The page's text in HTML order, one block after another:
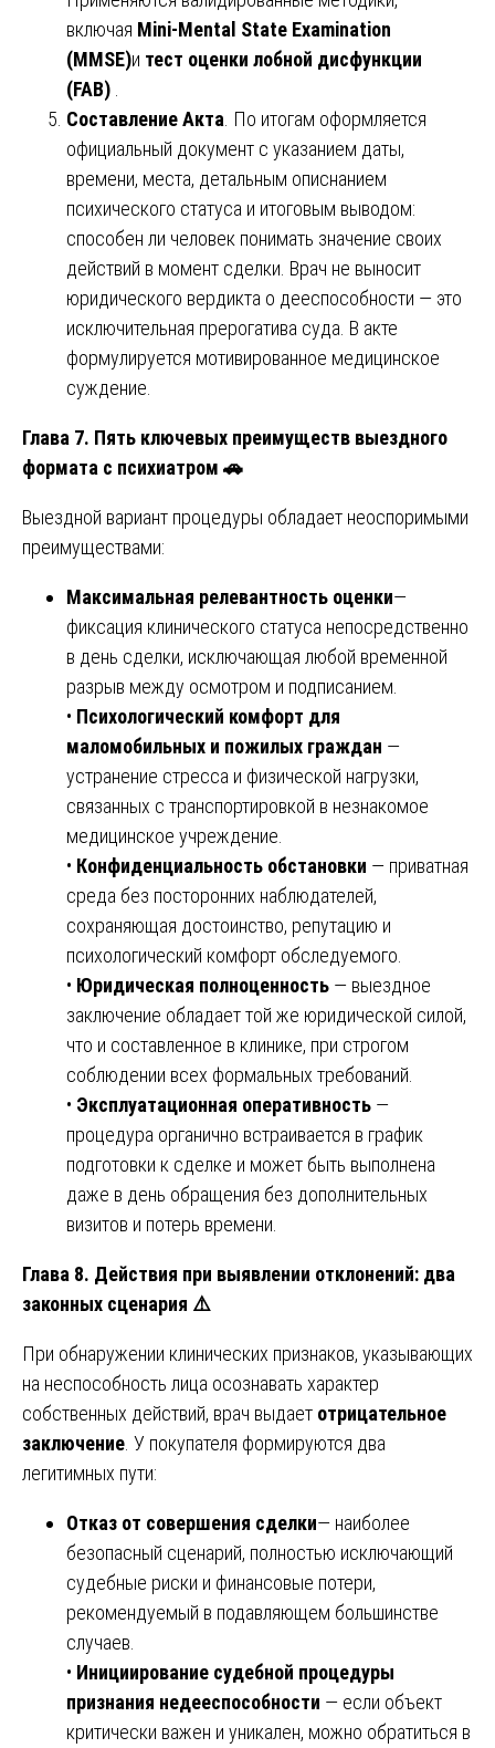
включая Mini-Mental State Examination
(MMSE)и тест оценки лобной дисфункции
(FAB)
Составление Акта . По итогам оформляется
официальный документ с указанием даты,
времени, места, детальным описнанием
психического статуса и итоговым выводом:
способен ли человек понимать значение своих
действий в момент сделки. Врач не выносит
юридического вердикта о дееспособности — это
исключительная прерогатива суда. В акте
формулируется мотивированное медицинское
суждение.
Глава 7. Пять ключевых преимуществ выездного
формата с психиатром 🚗
Выездной вариант процедуры обладает неоспоримыми
преимуществами:
Максимальная релевантность оценки—
фиксация клинического статуса непосредственно
в день сделки, исключающая любой временной
разрыв между осмотром и подписанием.
• Психологический комфорт для
маломобильных и пожилых граждан —
устранение стресса и физической нагрузки,
связанных с транспортировкой в незнакомое
медицинское учреждение.
• Конфиденциальность обстановки — приватная
среда без посторонних наблюдателей,
сохраняющая достоинство, репутацию и
психологический комфорт обследуемого.
• Юридическая полноценность — выездное
заключение обладает той же юридической силой,
что и составленное в клинике, при строгом
соблюдении всех формальных требований.
• Эксплуатационная оперативность —
процедура органично встраивается в график
подготовки к сделке и может быть выполнена
даже в день обращения без дополнительных
визитов и потерь времени.
Глава 8. Действия при выявлении отклонений: два
законных сценария ⚠️
При обнаружении клинических признаков, указывающих
на неспособность лица осознавать характер
собственных действий, врач выдает отрицательное
заключение . У покупателя формируются два
легитимных пути:
Отказ от совершения сделки— наиболее
безопасный сценарий, полностью исключающий
судебные риски и финансовые потери,
рекомендуемый в подавляющем большинстве
случаев.
• Инициирование судебной процедуры
признания недееспособности — если объект
критически важен и уникален, можно обратиться в